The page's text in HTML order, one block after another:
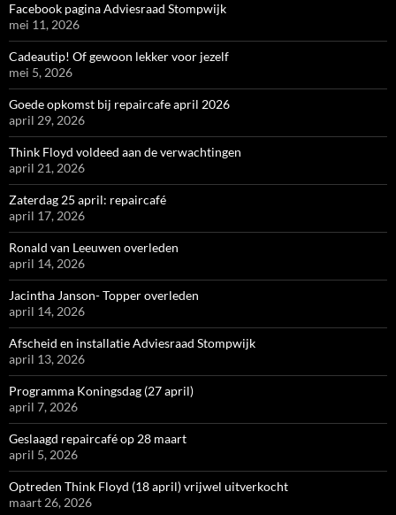
Facebook pagina Adviesraad Stompwijk
mei 11, 2026
Cadeautip! Of gewoon lekker voor jezelf
mei 5, 2026
Goede opkomst bij repaircafe april 2026
april 29, 2026
Think Floyd voldeed aan de verwachtingen
april 21, 2026
Zaterdag 25 april: repaircafé
april 17, 2026
Ronald van Leeuwen overleden
april 14, 2026
Jacintha Janson- Topper overleden
april 14, 2026
Afscheid en installatie Adviesraad Stompwijk
april 13, 2026
Programma Koningsdag (27 april)
april 7, 2026
Geslaagd repaircafé op 28 maart
april 5, 2026
Optreden Think Floyd (18 april) vrijwel uitverkocht
maart 26, 2026